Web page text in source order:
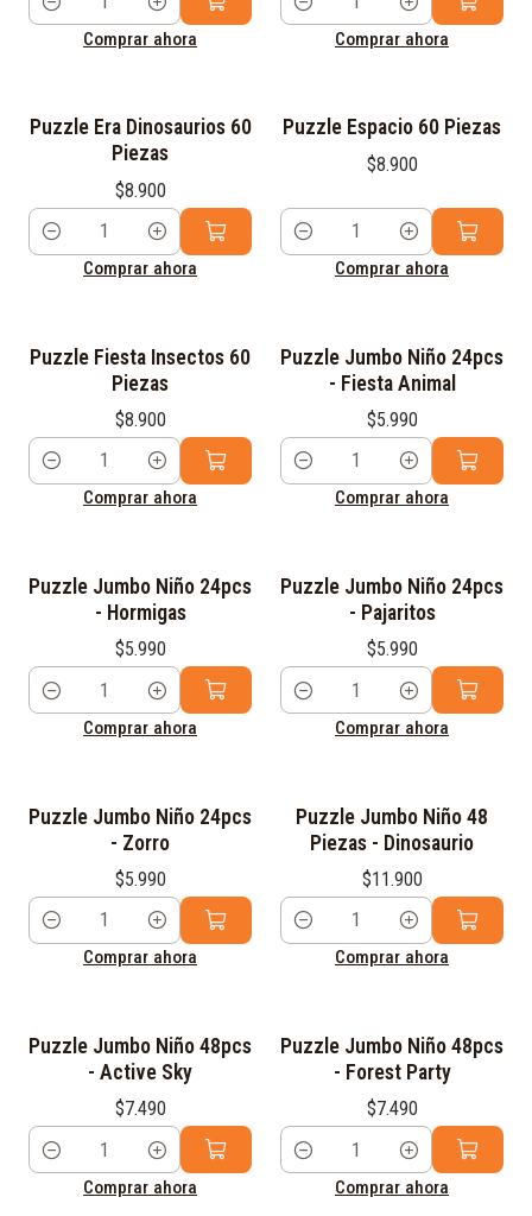
Cantidad
Comprar ahora
Cantidad
Comprar ahora
Puzzle Era Dinosaurios 60
Piezas
$8.900
Cantidad
Comprar ahora
Puzzle Espacio 60 Piezas
$8.900
Cantidad
Comprar ahora
Puzzle Fiesta Insectos 60
Piezas
$8.900
Cantidad
Comprar ahora
Puzzle Jumbo Niño 24pcs
- Fiesta Animal
$5.990
Cantidad
Comprar ahora
Puzzle Jumbo Niño 24pcs
- Hormigas
$5.990
Cantidad
Comprar ahora
Puzzle Jumbo Niño 24pcs
- Pajaritos
$5.990
Cantidad
Comprar ahora
Puzzle Jumbo Niño 24pcs
- Zorro
$5.990
Cantidad
Comprar ahora
Puzzle Jumbo Niño 48
Piezas - Dinosaurio
$11.900
Cantidad
Comprar ahora
Puzzle Jumbo Niño 48pcs
- Active Sky
$7.490
Cantidad
Comprar ahora
Puzzle Jumbo Niño 48pcs
- Forest Party
$7.490
Cantidad
Comprar ahora